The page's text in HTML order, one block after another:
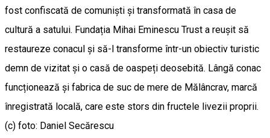
fost confiscată de comuniști și transformată în casa de
cultură a satului. Fundația Mihai Eminescu Trust a reușit să
restaureze conacul și să-l transforme într-un obiectiv turistic
demn de vizitat și o casă de oaspeți deosebită. Lângă conac
funcționează și fabrica de suc de mere de Mălâncrav, marcă
înregistrată locală, care este stors din fructele livezii proprii.
(c) foto: Daniel Secărescu